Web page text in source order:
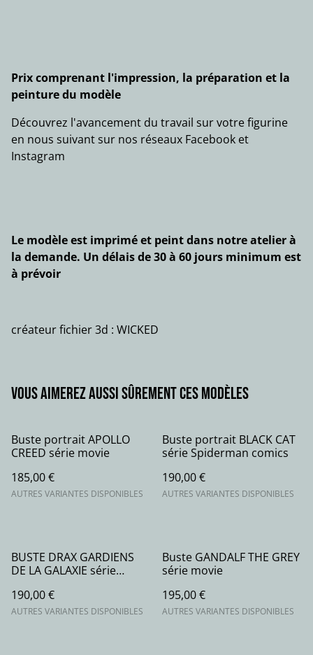
Prix comprenant l'impression, la préparation et la
peinture du modèle
Découvrez l'avancement du travail sur votre figurine
en nous suivant sur nos réseaux Facebook et
Instagram
Le modèle est imprimé et peint dans notre atelier à
la demande. Un délais de 30 à 60 jours minimum est
à prévoir
créateur fichier 3d : WICKED
Vous aimerez aussi sûrement ces modèles
Buste portrait APOLLO
CREED série movie
185,00 €
AUTRES VARIANTES DISPONIBLES
Buste portrait BLACK CAT
série Spiderman comics
190,00 €
AUTRES VARIANTES DISPONIBLES
BUSTE DRAX GARDIENS
DE LA GALAXIE série
190,00 €
AUTRES VARIANTES DISPONIBLES
Buste GANDALF THE GREY
série movie
195,00 €
AUTRES VARIANTES DISPONIBLES